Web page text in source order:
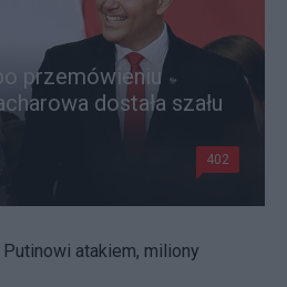
przemówieniu
dostała szału
402
atakiem, miliony